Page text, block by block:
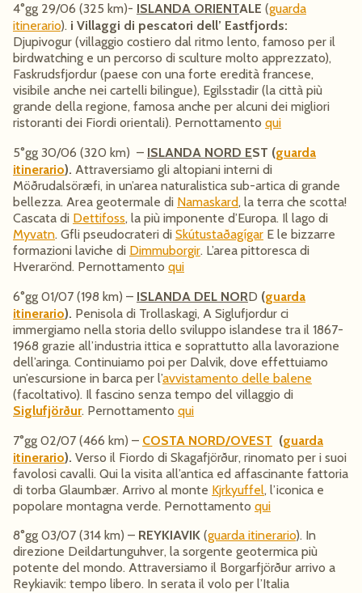
4°gg 29/06 (325 km)- ISLANDA ORIENTALE (guarda
itinerario). i Villaggi di pescatori dell’ Eastfjords:
Djupivogur (villaggio costiero dal ritmo lento, famoso per il
birdwatching e un percorso di sculture molto apprezzato),
Faskrudsfjordur (paese con una forte eredità francese,
visibile anche nei cartelli bilingue), Egilsstadir (la città più
grande della regione, famosa anche per alcuni dei migliori
ristoranti dei Fiordi orientali). Pernottamento qui
5°gg 30/06 (320 km) – ISLANDA NORD EST (guarda
itinerario). Attraversiamo gli altopiani interni di
Möðrudalsöræfi, in un’area naturalistica sub-artica di grande
bellezza. Area geotermale di Namaskard, la terra che scotta!
Cascata di Dettifoss, la più imponente d’Europa. Il lago di
Myvatn. Gfli pseudocrateri di Skútustaðagígar E le bizzarre
formazioni laviche di Dimmuborgir. L’area pittoresca di
Hverarönd. Pernottamento qui
6°gg 01/07 (198 km) – ISLANDA DEL NORD (guarda
itinerario). Penisola di Trollaskagi, A Siglufjordur ci
immergiamo nella storia dello sviluppo islandese tra il 1867-
1968 grazie all’industria ittica e soprattutto alla lavorazione
dell’aringa. Continuiamo poi per Dalvik, dove effettuiamo
un’escursione in barca per l’avvistamento delle balene
(facoltativo). Il fascino senza tempo del villaggio di
Siglufjörður. Pernottamento qui
7°gg 02/07 (466 km) – COSTA NORD/OVEST (guarda
itinerario). Verso il Fiordo di Skagafjörður, rinomato per i suoi
favolosi cavalli. Qui la visita all’antica ed affascinante fattoria
di torba Glaumbær. Arrivo al monte Kjrkyuffel, l’iconica e
popolare montagna verde. Pernottamento qui
8°gg 03/07 (314 km) – REYKIAVIK (guarda itinerario). In
direzione Deildartunguhver, la sorgente geotermica più
potente del mondo. Attraversiamo il Borgarfjörður arrivo a
Reykiavik: tempo libero. In serata il volo per l’Italia